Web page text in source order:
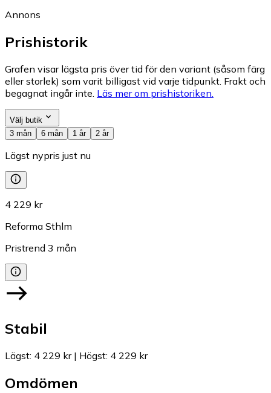
Annons
Prishistorik
Grafen visar lägsta pris över tid för den variant (såsom färg
eller storlek) som varit billigast vid varje tidpunkt. Frakt och
begagnat ingår inte. Läs mer om prishistoriken.
Välj butik
3 mån
6 mån 1 år 2 år
Lägst nypris just nu
4 229 kr
Reforma Sthlm
Pristrend 3 mån
Stabil
Lägst: 4 229 kr| Högst: 4 229 kr
Omdömen